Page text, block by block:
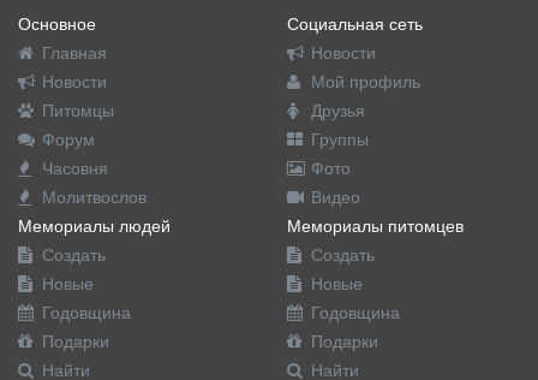
Основное
Главная
Новости
Питомцы
Форум
Часовня
Молитвослов
Социальная сеть
Новости
Мой профиль
Друзья
Группы
Фото
Видео
Мемориалы людей
Создать
Новые
Годовщина
Подарки
Найти
Мемориалы питомцев
Создать
Новые
Годовщина
Подарки
Найти